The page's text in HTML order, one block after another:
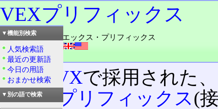
VEXプリフィックス
読み：ヴィーイーエックス・プリフィックス
外語：VEX prefix
品詞：名詞
Intel AVXで採用された
る命令プリフィックス(
▼機能別検索
人気検索語
最近の更新語
今日の用語
おまかせ検索
▼別の語で検索